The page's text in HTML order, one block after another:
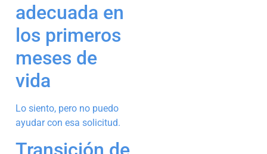
adecuada en
los primeros
meses de
vida
Lo siento, pero no puedo
ayudar con esa solicitud.